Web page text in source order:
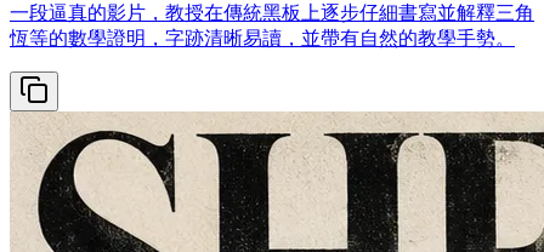
一段逼真的影片，教授在傳統黑板上逐步仔細書寫並解釋三角
恆等的數學證明，字跡清晰易讀，並帶有自然的教學手勢。